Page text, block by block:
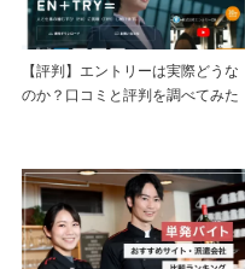
【評判】エントリーは実際どうな
のか？口コミと評判を調べてみた